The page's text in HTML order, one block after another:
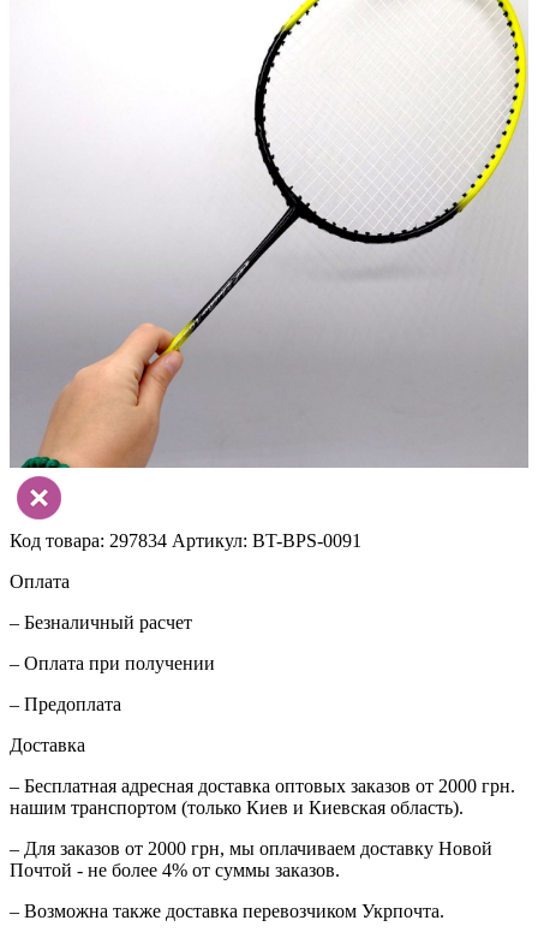
Код товара: 297834 Артикул: BT-BPS-0091
Оплата
– Безналичный расчет
– Оплата при получении
– Предоплата
Доставка
– Бесплатная адресная доставка оптовых заказов от 2000 грн.
нашим транспортом (только Киев и Киевская область).
– Для заказов от 2000 грн, мы оплачиваем доставку Новой
Почтой - не более 4% от суммы заказов.
– Возможна также доставка перевозчиком Укрпочта.